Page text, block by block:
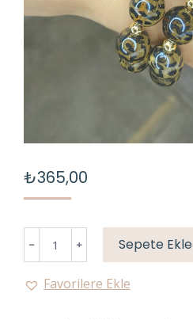
₺365,00
KÜÇÜK
TOP
BİLEKLİK
Sepete Ekle
Favorilere Ekle